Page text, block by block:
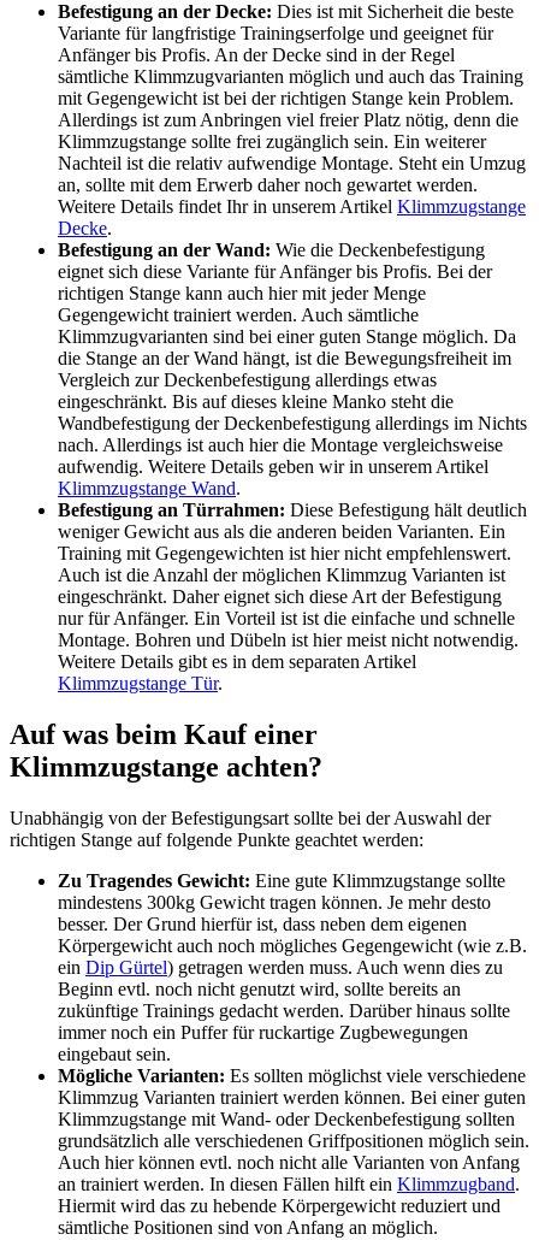
Befestigung an der Decke: Dies ist mit Sicherheit die beste
Variante für langfristige Trainingserfolge und geeignet für
Anfänger bis Profis. An der Decke sind in der Regel
sämtliche Klimmzugvarianten möglich und auch das Training
mit Gegengewicht ist bei der richtigen Stange kein Problem.
Allerdings ist zum Anbringen viel freier Platz nötig, denn die
Klimmzugstange sollte frei zugänglich sein. Ein weiterer
Nachteil ist die relativ aufwendige Montage. Steht ein Umzug
an, sollte mit dem Erwerb daher noch gewartet werden.
Weitere Details findet Ihr in unserem Artikel Klimmzugstange
Decke.
Befestigung an der Wand: Wie die Deckenbefestigung
eignet sich diese Variante für Anfänger bis Profis. Bei der
richtigen Stange kann auch hier mit jeder Menge
Gegengewicht trainiert werden. Auch sämtliche
Klimmzugvarianten sind bei einer guten Stange möglich. Da
die Stange an der Wand hängt, ist die Bewegungsfreiheit im
Vergleich zur Deckenbefestigung allerdings etwas
eingeschränkt. Bis auf dieses kleine Manko steht die
Wandbefestigung der Deckenbefestigung allerdings im Nichts
nach. Allerdings ist auch hier die Montage vergleichsweise
aufwendig. Weitere Details geben wir in unserem Artikel
Klimmzugstange Wand.
Befestigung an Türrahmen: Diese Befestigung hält deutlich
weniger Gewicht aus als die anderen beiden Varianten. Ein
Training mit Gegengewichten ist hier nicht empfehlenswert.
Auch ist die Anzahl der möglichen Klimmzug Varianten ist
eingeschränkt. Daher eignet sich diese Art der Befestigung
nur für Anfänger. Ein Vorteil ist ist die einfache und schnelle
Montage. Bohren und Dübeln ist hier meist nicht notwendig.
Weitere Details gibt es in dem separaten Artikel
Klimmzugstange Tür.
Auf was beim Kauf einer
Klimmzugstange achten?
Unabhängig von der Befestigungsart sollte bei der Auswahl der
richtigen Stange auf folgende Punkte geachtet werden:
Zu Tragendes Gewicht: Eine gute Klimmzugstange sollte
mindestens 300kg Gewicht tragen können. Je mehr desto
besser. Der Grund hierfür ist, dass neben dem eigenen
Körpergewicht auch noch mögliches Gegengewicht (wie z.B.
ein Dip Gürtel) getragen werden muss. Auch wenn dies zu
Beginn evtl. noch nicht genutzt wird, sollte bereits an
zukünftige Trainings gedacht werden. Darüber hinaus sollte
immer noch ein Puffer für ruckartige Zugbewegungen
eingebaut sein.
Mögliche Varianten: Es sollten möglichst viele verschiedene
Klimmzug Varianten trainiert werden können. Bei einer guten
Klimmzugstange mit Wand- oder Deckenbefestigung sollten
grundsätzlich alle verschiedenen Griffpositionen möglich sein.
Auch hier können evtl. noch nicht alle Varianten von Anfang
an trainiert werden. In diesen Fällen hilft ein Klimmzugband.
Hiermit wird das zu hebende Körpergewicht reduziert und
sämtliche Positionen sind von Anfang an möglich.